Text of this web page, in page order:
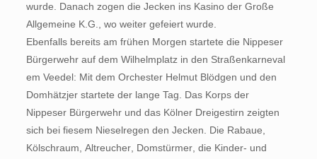
wurde. Danach zogen die Jecken ins Kasino der Große
Allgemeine K.G., wo weiter gefeiert wurde.
Ebenfalls bereits am frühen Morgen startete die Nippeser
Bürgerwehr auf dem Wilhelmplatz in den Straßenkarneval
em Veedel: Mit dem Orchester Helmut Blödgen und den
Domhätzjer startete der lange Tag. Das Korps der
Nippeser Bürgerwehr und das Kölner Dreigestirn zeigten
sich bei fiesem Nieselregen den Jecken. Die Rabaue,
Kölschraum, Altreucher, Domstürmer, die Kinder- und